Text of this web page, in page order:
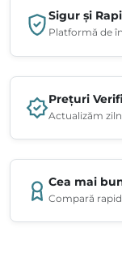
Sigur și
Platformă de
Prețuri
Actualizăm
Cea mai
Compară